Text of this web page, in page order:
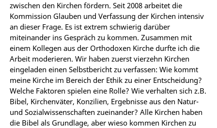
zwischen den Kirchen fördern. Seit 2008 arbeitet die
Kommission Glauben und Verfassung der Kirchen intensiv
an dieser Frage. Es ist extrem schwierig darüber
miteinander ins Gespräch zu kommen. Zusammen mit
einem Kollegen aus der Orthodoxen Kirche durfte ich die
Arbeit moderieren. Wir haben zuerst vierzehn Kirchen
eingeladen einen Selbstbericht zu verfassen: Wie kommt
meine Kirche im Bereich der Ethik zu einer Entscheidung?
Welche Faktoren spielen eine Rolle? Wie verhalten sich z.B.
Bibel, Kirchenväter, Konzilien, Ergebnisse aus den Natur-
und Sozialwissenschaften zueinander? Alle Kirchen haben
die Bibel als Grundlage, aber wieso kommen Kirchen zu